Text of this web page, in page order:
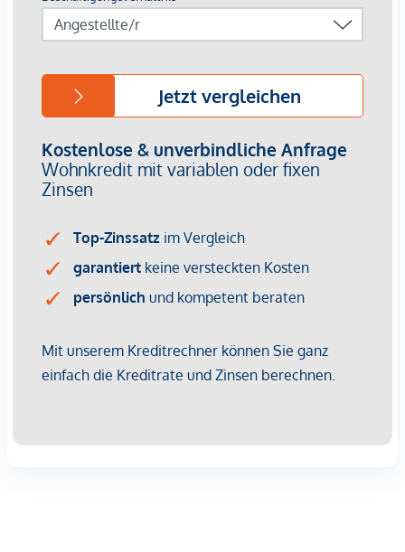
DIE WOHNUNG IM DETAIL:
Im 2. Obergeschoß liegt diese straßenabgewandte,
Wohnnutzfläche von 72,81 m². Den zentralen Mittelpunkt
der Wohnung bildet die helle Wohnküche, diese ist direkt
verbunden. Die beiden Schlafzimmer sind zentral vom
Vorraum begehbar. Das moderne Bad mit Wanne und
Waschmaschinenanschluss sowie ein getrenntes WC mit
die Wohnung. Für ein ganzjährig angenehm temperiertes
Raumklima sorgen die Bauteilaktivierung und die
funkgesteuerte, elektrische Außenbeschattung. Ergänzt wird
Ein Garagenstellplatz kann, je nach Verfügbarkeit, optional
zugewiesen.